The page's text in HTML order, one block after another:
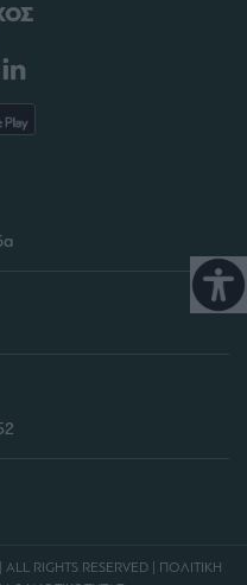
RIGHTS RESERVED | ΠΟΛΙΤΙΚΗ